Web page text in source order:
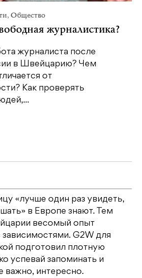
,Общество
журналистика?
журналиста после
в Швейцарию? Чем
от
Как проверять
«лучше один раз увидеть,
в Европе знают. Тем
весомый опыт
G2W для
подготовил плотную
успевай запоминать и
важно, интересно.